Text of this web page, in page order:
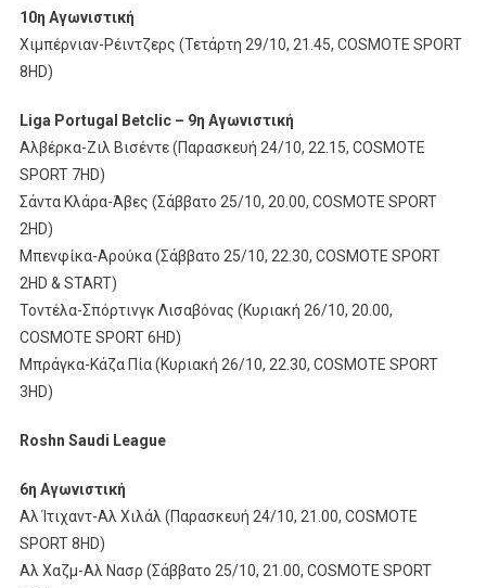
10η Αγωνιστική
Χιμπέρνιαν-Ρέιντζερς (Τετάρτη 29/10, 21.45, COSMOTE SPORT
8HD)
Liga Portugal Betclic – 9η Αγωνιστική
Αλβέρκα-Ζιλ Βισέντε (Παρασκευή 24/10, 22.15, COSMOTE
SPORT 7HD)
Σάντα Κλάρα-Άβες (Σάββατο 25/10, 20.00, COSMOTE SPORT
2HD)
Μπενφίκα-Αρούκα (Σάββατο 25/10, 22.30, COSMOTE SPORT
2HD & START)
Τοντέλα-Σπόρτινγκ Λισαβόνας (Κυριακή 26/10, 20.00,
COSMOTE SPORT 6HD)
Μπράγκα-Κάζα Πία (Κυριακή 26/10, 22.30, COSMOTE SPORT
3HD)
Roshn Saudi League
6η Αγωνιστική
Αλ Ίτιχαντ-Αλ Χιλάλ (Παρασκευή 24/10, 21.00, COSMOTE
SPORT 8HD)
Αλ Χαζμ-Αλ Νασρ (Σάββατο 25/10, 21.00, COSMOTE SPORT